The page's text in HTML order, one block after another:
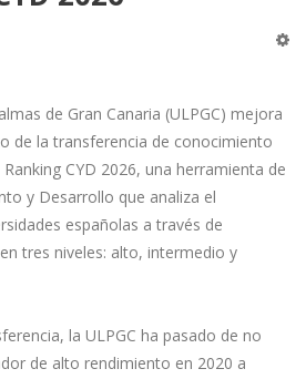
de Gran Canaria (ULPGC) mejora
de la transferencia de conocimiento
CYD 2026, una herramienta de
y Desarrollo que analiza el
españolas a través de
tres niveles: alto, intermedio y
la ULPGC ha pasado de no
de alto rendimiento en 2020 a